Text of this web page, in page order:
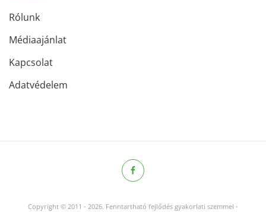
Rólunk
Médiaajánlat
Kapcsolat
Adatvédelem
Copyright © 2011 - 2026. Fenntartható fejlődés gyakorlati szemmel -